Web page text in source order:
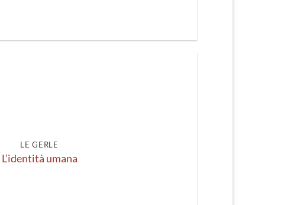
LE GERLE
L’identità umana